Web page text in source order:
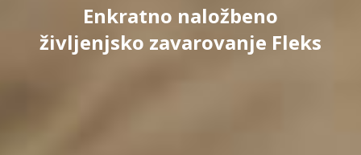
Enkratno naložbeno
življenjsko zavarovanje Fleks